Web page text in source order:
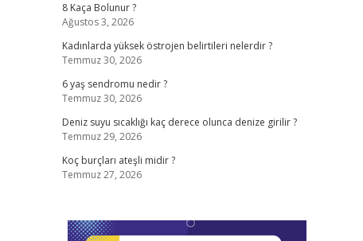
8 Kaça Bolunur ?
Ağustos 3, 2026
Kadınlarda yüksek östrojen belirtileri nelerdir ?
Temmuz 30, 2026
6 yaş sendromu nedir ?
Temmuz 30, 2026
Deniz suyu sıcaklığı kaç derece olunca denize girilir ?
Temmuz 29, 2026
Koç burçları ateşli midir ?
Temmuz 27, 2026